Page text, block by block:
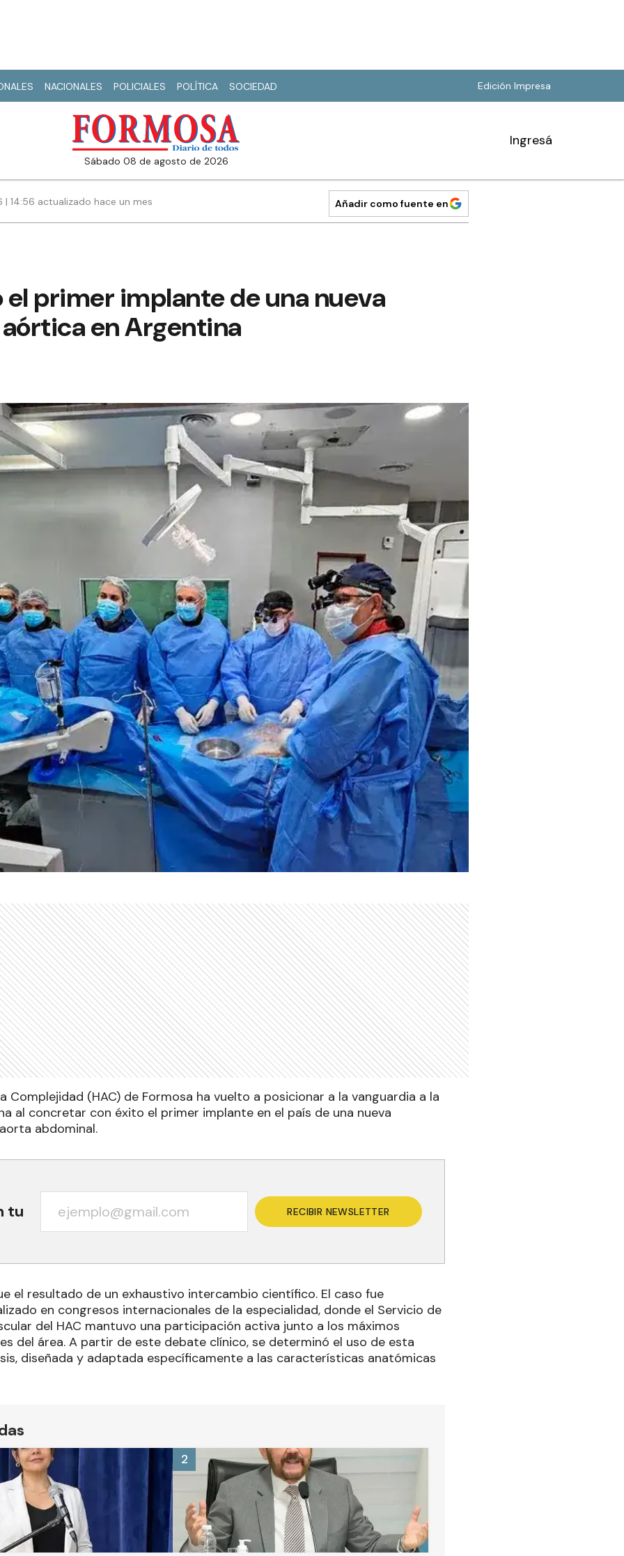
NACIONALES POLICIALES POLÍTICA SOCIEDAD Edición Impresa
sábado 08 de agosto de 2026
Ingresá
| 14:56 actualizado hace un mes Añadir como fuente en
el primer implante de una nueva
en Argentina
Complejidad (HAC) de Formosa ha vuelto a posicionar a la vanguardia a la
al concretar con éxito el primer implante en el país de una nueva
abdominal.
tu RECIBIR NEWSLETTER
el resultado de un exhaustivo intercambio científico. El caso fue
en congresos internacionales de la especialidad, donde el Servicio de
del HAC mantuvo una participación activa junto a los máximos
del área. A partir de este debate clínico, se determinó el uso de esta
diseñada y adaptada específicamente a las características anatómicas
2